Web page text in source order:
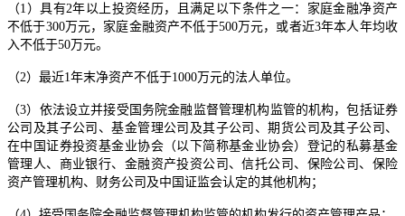
（1）具有2年以上投资经历，且满足以下条件之一：家庭金融净资产
不低于300万元，家庭金融资产不低于500万元，或者近3年本人年均收
入不低于50万元。
（2）最近1年末净资产不低于1000万元的法人单位。
（3）依法设立并接受国务院金融监督管理机构监管的机构，包括证券
公司及其子公司、基金管理公司及其子公司、期货公司及其子公司、
在中国证券投资基金业协会（以下简称基金业协会）登记的私募基金
管理人、商业银行、金融资产投资公司、信托公司、保险公司、保险
资产管理机构、财务公司及中国证监会认定的其他机构；